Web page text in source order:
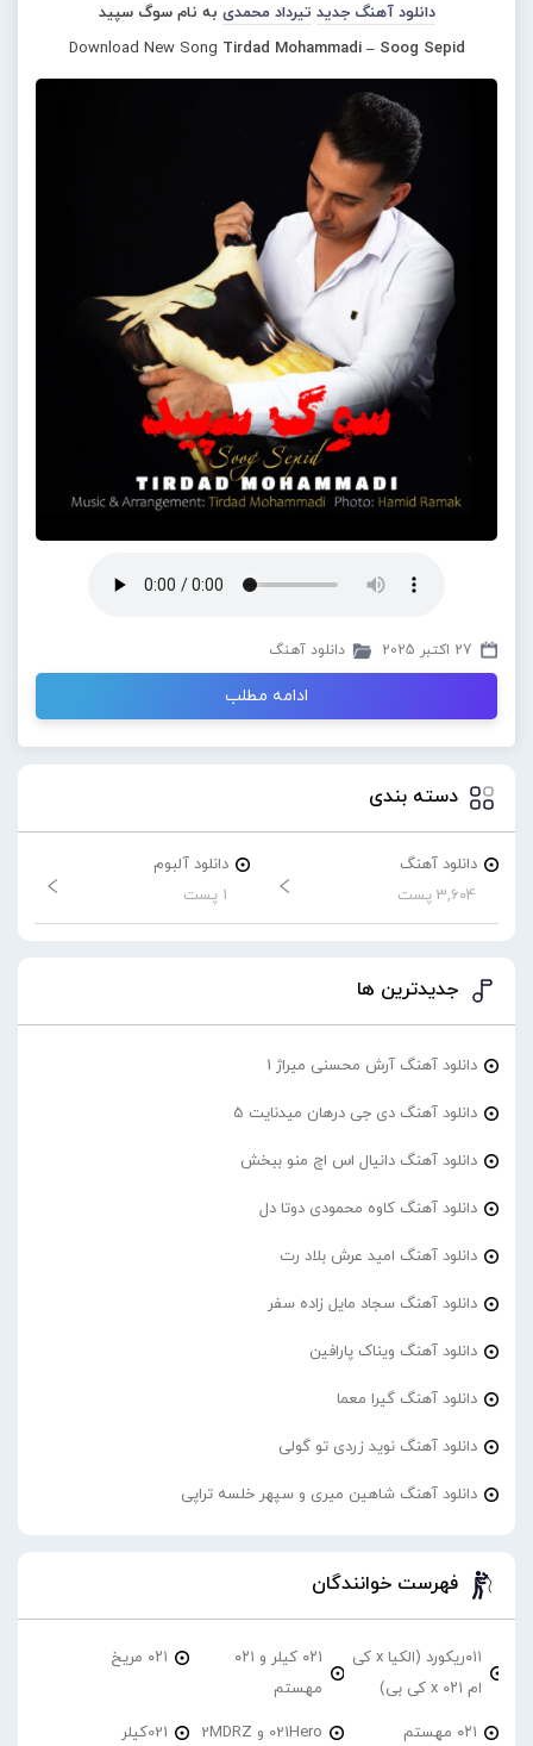
دانلود آهنگ جدید تیرداد محمدی به نام سوگ سپید
Download New Song Tirdad Mohammadi – Soog Sepid
27 اکتبر 2025 دانلود آهنگ
ادامه مطلب
دسته بندی
دانلود آهنگ
3,604 پست
دانلود آلبوم
1 پست
جدیدترین ها
دانلود آهنگ آرش محسنی میراژ 1
دانلود آهنگ دی جی درهان میدنایت 5
دانلود آهنگ دانیال اس اچ منو ببخش
دانلود آهنگ کاوه محمودی دوتا دل
دانلود آهنگ امید عرش بلاد رت
دانلود آهنگ سجاد مایل زاده سفر
دانلود آهنگ ویناک پارافین
دانلود آهنگ گیرا معما
دانلود آهنگ نوید زردی تو گولی
دانلود آهنگ شاهین میری و سپهر خلسه تراپی
فهرست خوانندگان
۰۱۱ریکورد (الکیا x کی
ام ۰۲۱ x کی بی)
۰۲۱ کیلر و ۰۲۱
مهستم
۰۲۱ مریخ
۰۲۱ مهستم 021Hero و 2MDRZ 021کیلر